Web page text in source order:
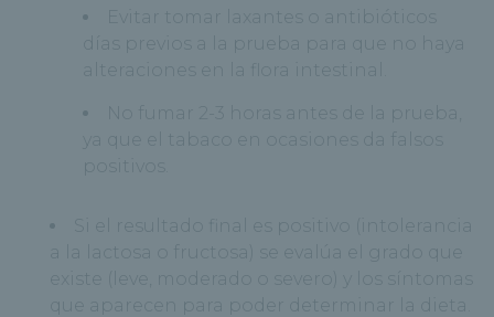
Evitar tomar laxantes o antibióticos
días previos a la prueba para que no haya
alteraciones en la flora intestinal.
No fumar 2-3 horas antes de la prueba,
ya que el tabaco en ocasiones da falsos
positivos.
Si el resultado final es positivo (intolerancia
a la lactosa o fructosa) se evalúa el grado que
existe (leve, moderado o severo) y los síntomas
que aparecen para poder determinar la dieta.